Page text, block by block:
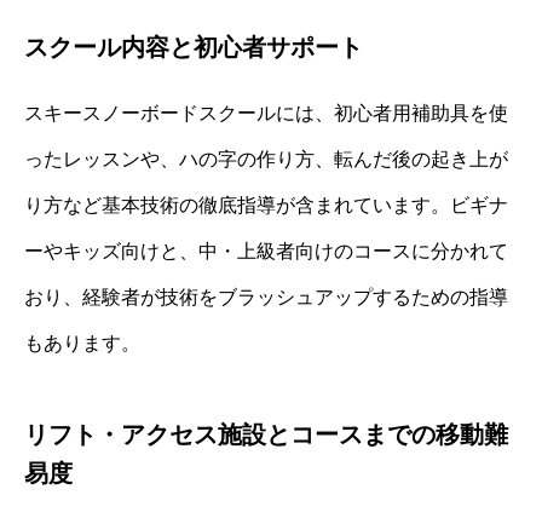
スクール内容と初心者サポート
スキースノーボードスクールには、初心者用補助具を使
ったレッスンや、ハの字の作り方、転んだ後の起き上が
り方など基本技術の徹底指導が含まれています。ビギナ
ーやキッズ向けと、中・上級者向けのコースに分かれて
おり、経験者が技術をブラッシュアップするための指導
もあります。
リフト・アクセス施設とコースまでの移動難
易度